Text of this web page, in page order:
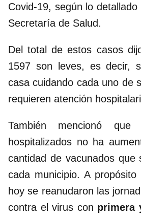
Covid-19, según lo
Secretaría de Salud.
Del total de estos casos
1597 son leves, es decir,
casa cuidando cada uno de
requieren atención
También mencionó
hospitalizados no ha
cantidad de vacunados que
cada municipio. A
hoy se reanudaron las
contra el virus con primera